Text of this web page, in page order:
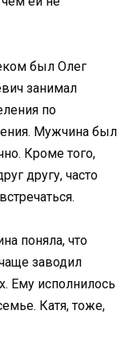
был Олег
занимал
по
Мужчина был
Кроме того,
другу, часто
поняла, что
заводил
Ему исполнилось
Катя, тоже,